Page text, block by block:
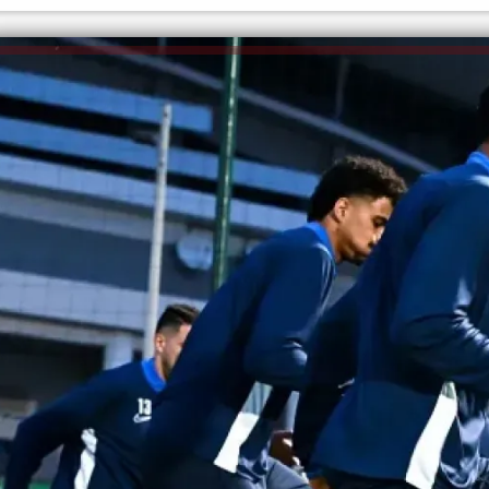
إلهام شرشر تكتب: دي مبقتش كورة..
دي سياسة
الكاتبة إلهام شرشر تهنئ الرئيس
السيسي بعيد ميلاده وتُشيد بجهوده